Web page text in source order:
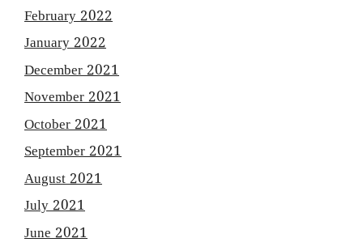
February 2022
January 2022
December 2021
November 2021
October 2021
September 2021
August 2021
July 2021
June 2021